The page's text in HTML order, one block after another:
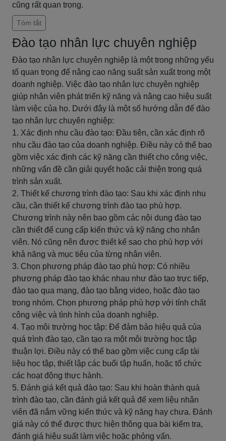
cũng rất quan trọng.
Tóm tắt
Đào tạo nhân lực chuyên nghiệp
Đào tạo nhân lực chuyên nghiệp là một trong những yếu
tố quan trọng để nâng cao năng suất sản xuất trong một
doanh nghiệp. Việc đào tạo nhân lực chuyên nghiệp
giúp nhân viên phát triển kỹ năng và nâng cao hiệu suất
làm việc của họ. Dưới đây là một số hướng dẫn để đào
tạo nhân lực chuyên nghiệp:
1. Xác định nhu cầu đào tạo: Đầu tiên, cần xác định rõ
nhu cầu đào tạo của doanh nghiệp. Điều này có thể bao
gồm việc xác định các kỹ năng cần thiết cho công việc,
những vấn đề cần giải quyết hoặc cải thiện trong quá
trình sản xuất.
2. Thiết kế chương trình đào tạo: Sau khi xác định nhu
cầu, cần thiết kế chương trình đào tạo phù hợp.
Chương trình này nên bao gồm các nội dung đào tạo
cần thiết để cung cấp kiến thức và kỹ năng cho nhân
viên. Nó cũng nên được thiết kế sao cho phù hợp với
khả năng và mục tiêu của từng nhân viên.
3. Chọn phương pháp đào tạo phù hợp: Có nhiều
phương pháp đào tạo khác nhau như đào tạo trực tiếp,
đào tạo qua mạng, đào tạo bằng video, hoặc đào tạo
trong nhóm. Chọn phương pháp phù hợp với tính chất
công việc và tình hình của doanh nghiệp.
4. Tạo môi trường học tập: Để đảm bảo hiệu quả của
quá trình đào tạo, cần tạo ra một môi trường học tập
thuận lợi. Điều này có thể bao gồm việc cung cấp tài
liệu học tập, thiết lập các buổi tập huấn, hoặc tổ chức
các hoạt động thực hành.
5. Đánh giá kết quả đào tạo: Sau khi hoàn thành quá
trình đào tạo, cần đánh giá kết quả để xem liệu nhân
viên đã nắm vững kiến thức và kỹ năng hay chưa. Đánh
giá này có thể được thực hiện thông qua bài kiểm tra,
đánh giá hiệu suất làm việc hoặc phỏng vấn.